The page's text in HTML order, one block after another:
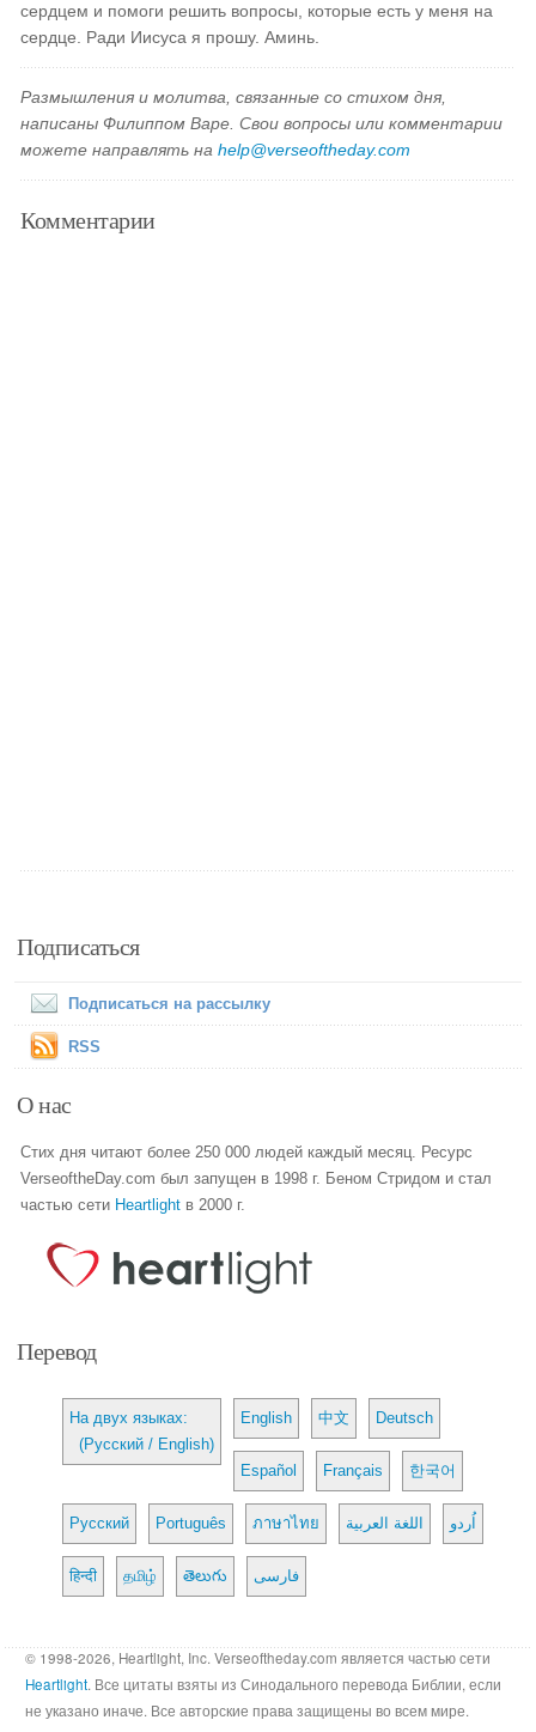
сердцем и помоги решить вопросы, которые есть у меня на
сердце. Ради Иисуса я прошу. Аминь.
Размышления и молитва, связанные со стихом дня,
написаны Филиппом Варе. Свои вопросы или комментарии
можете направлять наhelp@verseoftheday.com
Комментарии
Подписаться
Подписаться на рассылку
RSS
О нас
Стих дня читают более 250 000 людей каждый месяц. Ресурс
VerseoftheDay.com был запущен в 1998 г. Беном Стридом и стал
частью сети Heartlight в 2000 г.
Перевод
На двух языках:
(Русский / English)
English 中文 Deutsch
Español Français 한국어
Русский Português ภาษาไทย اللغة العربية اُردو
हिन्दी தமிழ் తెలుగు فارسی
© 1998-2026, Heartlight, Inc. Verseoftheday.com является частью сети
Heartlight. Все цитаты взяты из Синодального перевода Библии, если
не указано иначе. Все авторские права защищены во всем мире.